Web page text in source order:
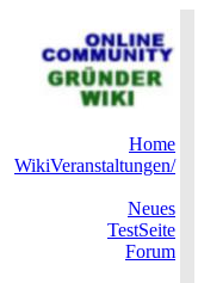
Home
WikiVeranstaltungen/
Neues
TestSeite
Forum